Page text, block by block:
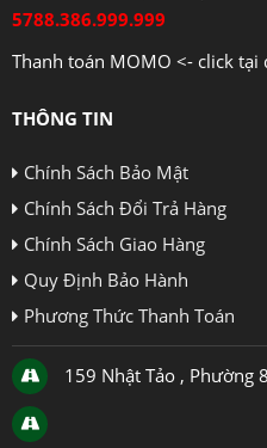
5788.386.999.999
Thanh toán MOMO <- click tại
THÔNG TIN
Chính Sách Bảo Mật
Chính Sách Đổi Trả Hàng
Chính Sách Giao Hàng
Quy Định Bảo Hành
Phương Thức Thanh Toán
159 Nhật Tảo , Phường